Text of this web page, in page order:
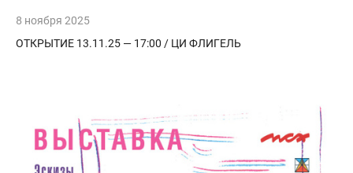
8 ноября 2025
ОТКРЫТИЕ 13.11.25 — 17:00 / ЦИ ФЛИГЕЛЬ